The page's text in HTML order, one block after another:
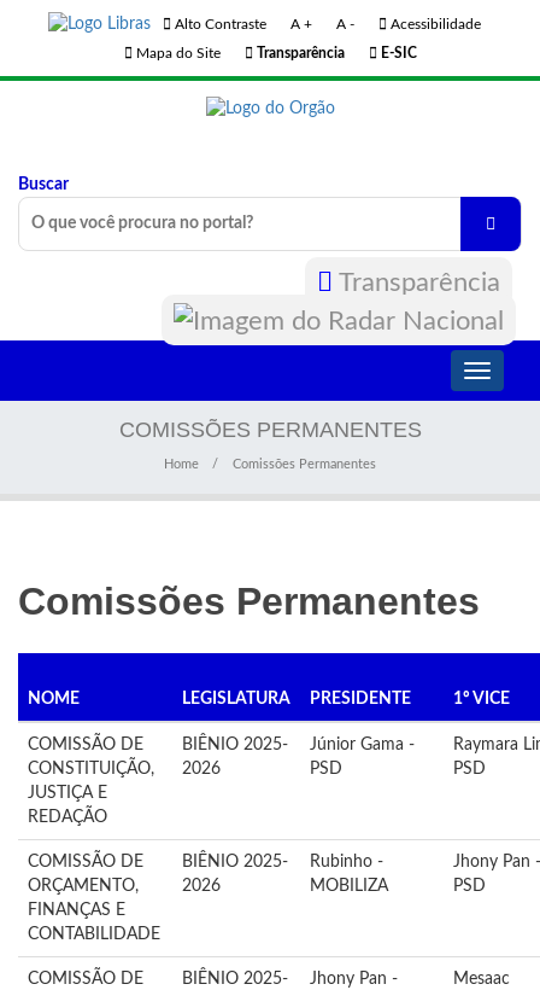
Alto Contraste A + A -
Acessibilidade
Mapa do Site
Transparência E-SIC
Buscar
Transparência
Toggle
COMISSÕES PERMANENTES
Home Comissões Permanentes
Comissões Permanentes
NOME LEGISLATURA PRESIDENTE 1º VICE
COMISSÃO DE
CONSTITUIÇÃO,
JUSTIÇA E
REDAÇÃO
BIÊNIO 2025-
2026
Júnior Gama -
PSD
Raymara
PSD
COMISSÃO DE
ORÇAMENTO,
FINANÇAS E
CONTABILIDADE
BIÊNIO 2025-
2026
Rubinho -
MOBILIZA
Jhony Pan -
PSD
COMISSÃO DE
BIÊNIO 2025-
Jhony Pan -
Mesaac